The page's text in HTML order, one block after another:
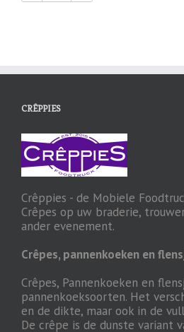
CRÊPPIES
Crêppies - de Mobiele
Crêpes op uw braderie,
ander evenement.
Crêpes, pannenkoeken en
Crêpes, Pannenkoeken en
pannenkoeksoorten. Het
en de dikte, maar ook in de
De crêpe is de dunste variant